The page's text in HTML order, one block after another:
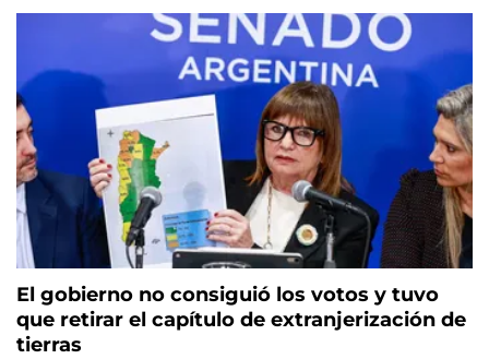
El gobierno no consiguió los votos y tuvo
que retirar el capítulo de extranjerización de
tierras